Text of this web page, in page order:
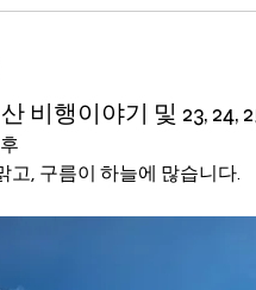
비행이야기 및 23, 24,
고, 구름이 하늘에 많습니다.